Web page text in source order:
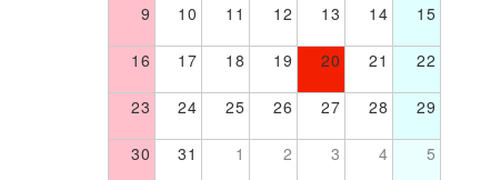
9 10 11 12 13 14 15
16 17 18 19 20 21 22
23 24 25 26 27 28 29
30 31 1 2 3 4 5